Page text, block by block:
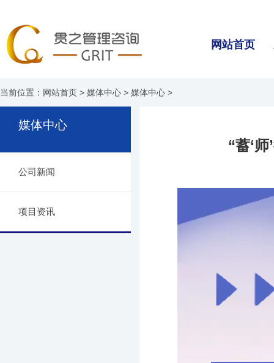
网站首页
当前位置： 网站首页 > 媒体中心 > 媒体中心 >
媒体中心
公司新闻
项目资讯
“蓄‘